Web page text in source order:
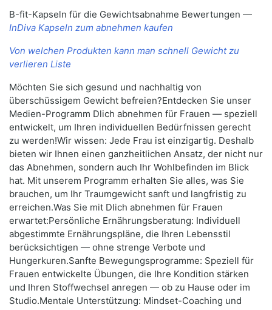
B-fit-Kapseln für die Gewichtsabnahme Bewertungen —
InDiva Kapseln zum abnehmen kaufen
Von welchen Produkten kann man schnell Gewicht zu
verlieren Liste
Möchten Sie sich gesund und nachhaltig von
überschüssigem Gewicht befreien?Entdecken Sie unser
Medien-Programm Dlich abnehmen für Frauen — speziell
entwickelt, um Ihren individuellen Bedürfnissen gerecht
zu werden!Wir wissen: Jede Frau ist einzigartig. Deshalb
bieten wir Ihnen einen ganzheitlichen Ansatz, der nicht nur
das Abnehmen, sondern auch Ihr Wohlbefinden im Blick
hat. Mit unserem Programm erhalten Sie alles, was Sie
brauchen, um Ihr Traumgewicht sanft und langfristig zu
erreichen.Was Sie mit Dlich abnehmen für Frauen
erwartet:Persönliche Ernährungsberatung: Individuell
abgestimmte Ernährungspläne, die Ihren Lebensstil
berücksichtigen — ohne strenge Verbote und
Hungerkuren.Sanfte Bewegungsprogramme: Speziell für
Frauen entwickelte Übungen, die Ihre Kondition stärken
und Ihren Stoffwechsel anregen — ob zu Hause oder im
Studio.Mentale Unterstützung: Mindset-Coaching und